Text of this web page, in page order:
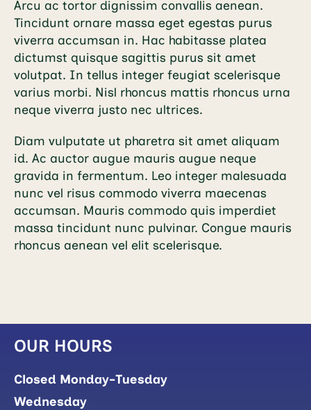
Arcu ac tortor dignissim convallis aenean.
Tincidunt ornare massa eget egestas purus
viverra accumsan in. Hac habitasse platea
dictumst quisque sagittis purus sit amet
volutpat. In tellus integer feugiat scelerisque
varius morbi. Nisl rhoncus mattis rhoncus urna
neque viverra justo nec ultrices.
Diam vulputate ut pharetra sit amet aliquam
id. Ac auctor augue mauris augue neque
gravida in fermentum. Leo integer malesuada
nunc vel risus commodo viverra maecenas
accumsan. Mauris commodo quis imperdiet
massa tincidunt nunc pulvinar. Congue mauris
rhoncus aenean vel elit scelerisque.
OUR HOURS
Closed Monday-Tuesday
Wednesday